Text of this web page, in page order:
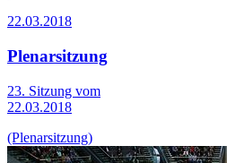
22.03.2018
Plenarsitzung
23. Sitzung vom
22.03.2018
(Plenarsitzung)